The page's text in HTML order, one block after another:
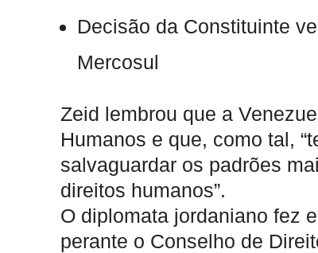
Decisão da Constituinte
Mercosul
Zeid lembrou que a
Humanos e que, como tal,
salvaguardar os padrões
direitos humanos”.
O diplomata jordaniano fez
perante o Conselho de